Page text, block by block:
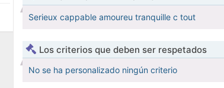
Serieux cappable amoureu tranquille c tout
Los criterios que deben ser respetados
No se ha personalizado ningún criterio